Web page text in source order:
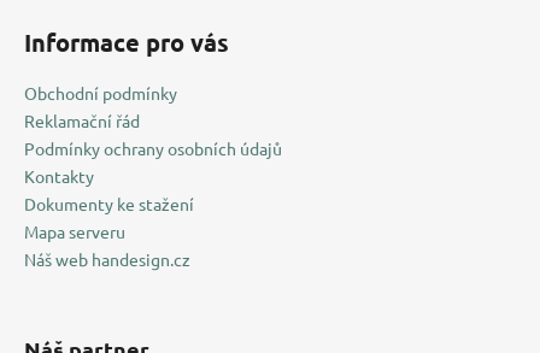
Informace pro vás
Obchodní podmínky
Reklamační řád
Podmínky ochrany osobních údajů
Kontakty
Dokumenty ke stažení
Mapa serveru
Náš web handesign.cz